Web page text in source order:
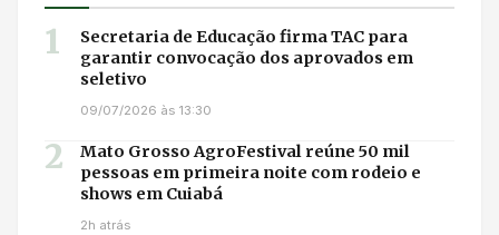
1
Secretaria de Educação firma TAC para
garantir convocação dos aprovados em
seletivo
09/07/2026 às 13:30
2
Mato Grosso AgroFestival reúne 50 mil
pessoas em primeira noite com rodeio e
shows em Cuiabá
2h atrás